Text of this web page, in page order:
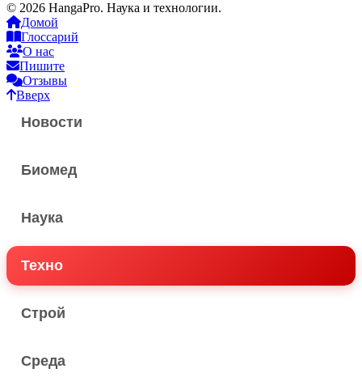
© 2026 HangaPro. Наука и технологии.
Домой
Глоссарий
О нас
Пишите
Отзывы
Вверх
Новости
Биомед
Наука
Техно
Строй
Среда